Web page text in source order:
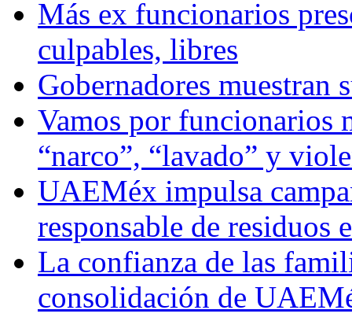
Más ex funcionarios
culpables, libres
Gobernadores muestran
Vamos por funcionarios
“narco”, “lavado” y
UAEMéx impulsa
responsable de residuos
La confianza de las
consolidación de